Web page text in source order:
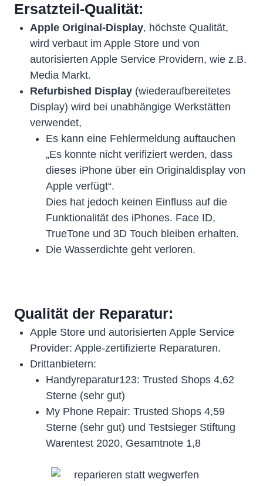
Ersatzteil-Qualität:
Apple Original-Display, höchste Qualität,
wird verbaut im Apple Store und von
autorisierten Apple Service Providern, wie z.B.
Media Markt.
Refurbished Display (wiederaufbereitetes
Display) wird bei unabhängige Werkstätten
verwendet,
Es kann eine Fehlermeldung auftauchen
„Es konnte nicht verifiziert werden, dass
dieses iPhone über ein Originaldisplay von
Apple verfügt“.
Dies hat jedoch keinen Einfluss auf die
Funktionalität des iPhones. Face ID,
TrueTone und 3D Touch bleiben erhalten.
Die Wasserdichte geht verloren.
Qualität der Reparatur:
Apple Store und autorisierten Apple Service
Provider: Apple-zertifizierte Reparaturen.
Drittanbietern:
Handyreparatur123: Trusted Shops 4,62
Sterne (sehr gut)
My Phone Repair: Trusted Shops 4,59
Sterne (sehr gut) und Testsieger Stiftung
Warentest 2020, Gesamtnote 1,8